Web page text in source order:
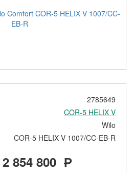
2785649
COR-5 HELIX V
Wilo
COR-5 HELIX V 1007/CC-EB-R
2 854 800 Р